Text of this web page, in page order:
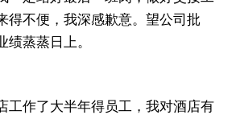
得不便，我深感歉意。望公司批
绩蒸蒸日上。
工作了大半年得员工，我对酒店有